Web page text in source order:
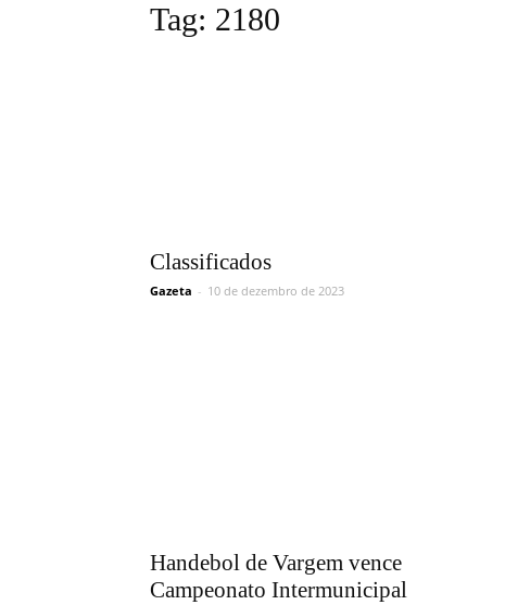
Tag: 2180
Classificados
Gazeta - 10 de dezembro de 2023
Handebol de Vargem vence
Campeonato Intermunicipal